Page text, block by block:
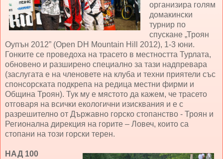
организира голям
домакински
турнир по
спускане „Троян
Оупън 2012” (Open DH Mountain Hill 2012), 1-3 юни.
Гонките се проведоха на трасето в местността Турлата,
обновено и разширено специално за тази надпревара
(заслугата е на членовете на клуба и техни приятели със
спонсорската подкрепа на редица местни фирми и
Община Троян). Тук му е мястото да кажем, че трасето
отговаря на всички екологични изисквания и е с
разрешително от Държавно горско стопанство - Троян и
Регионална дирекция на горите – Ловеч, които са
стопани на този горски терен.
НАД 100